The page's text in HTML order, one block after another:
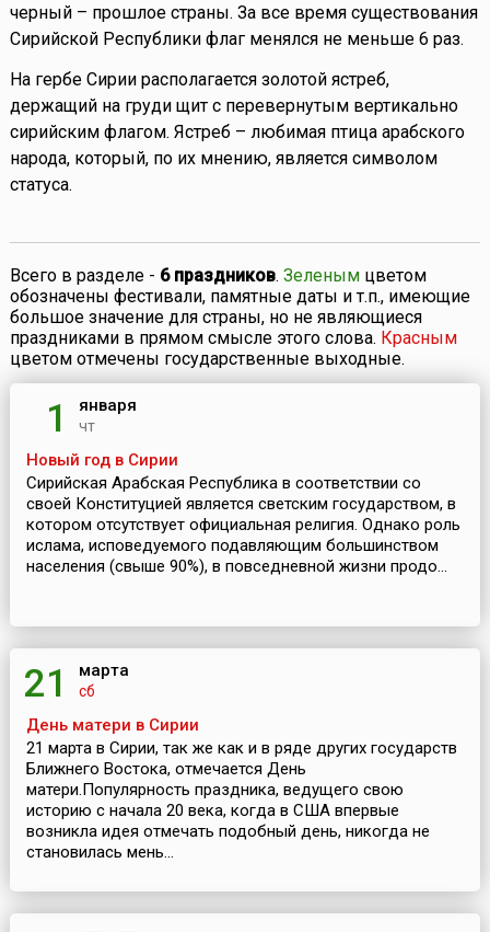
черный – прошлое страны. За все время существования
Сирийской Республики флаг менялся не меньше 6 раз.
На гербе Сирии располагается золотой ястреб,
держащий на груди щит с перевернутым вертикально
сирийским флагом. Ястреб – любимая птица арабского
народа, который, по их мнению, является символом
статуса.
Всего в разделе - 6 праздников. Зеленымцветом
обозначены фестивали, памятные даты и т.п., имеющие
большое значение для страны, но не являющиеся
праздниками в прямом смысле этого слова. Красным
цветом отмечены государственные выходные.
1 января
чт
Новый год в Сирии
Сирийская Арабская Республика в соответствии со
своей Конституцией является светским государством, в
котором отсутствует официальная религия. Однако роль
ислама, исповедуемого подавляющим большинством
населения (свыше 90%), в повседневной жизни продо...
21 марта
сб
День матери в Сирии
21 марта в Сирии, так же как и в ряде других государств
Ближнего Востока, отмечается День
матери.Популярность праздника, ведущего свою
историю с начала 20 века, когда в США впервые
возникла идея отмечать подобный день, никогда не
становилась мень...